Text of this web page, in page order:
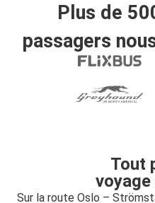
Plus de
passagers
Tout
Sur la route Oslo –